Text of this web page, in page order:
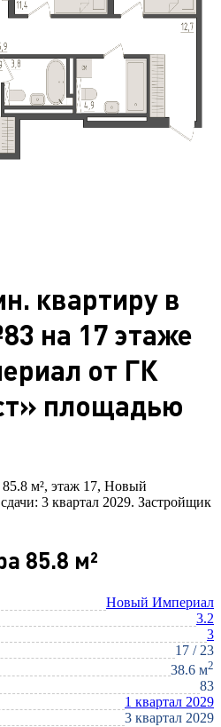
квартиру в
на 17 этаже
от ГК
площадью
м², этаж 17, Новый
3 квартал 2029. Застройщик
85.8 м²
Новый Империал
3.2
3
17 / 23
38.6 м2
83
1 квартал 2029
3 квартал 2029